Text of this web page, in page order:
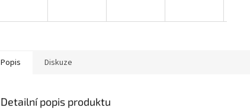
Popis Diskuze
Detailní popis produktu